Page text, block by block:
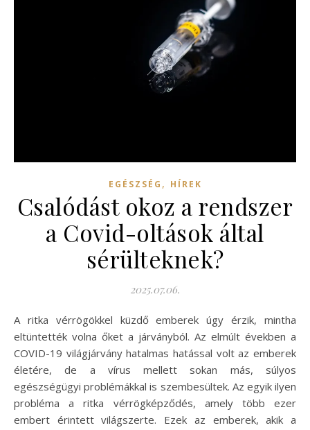
EGÉSZSÉG , HÍREK
Csalódást okoz a rendszer
a Covid-oltások által
sérülteknek?
2025.07.06.
A ritka vérrögökkel küzdő emberek úgy érzik, mintha
eltüntették volna őket a járványból. Az elmúlt években a
COVID-19 világjárvány hatalmas hatással volt az emberek
életére, de a vírus mellett sokan más, súlyos
egészségügyi problémákkal is szembesültek. Az egyik ilyen
probléma a ritka vérrögképződés, amely több ezer
embert érintett világszerte. Ezek az emberek, akik a